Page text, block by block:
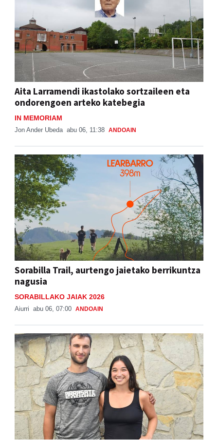
Aita Larramendi ikastolako sortzaileen eta
ondorengoen arteko katebegia
IN MEMORIAM
Jon Ander Ubeda abu 06, 11:38 ANDOAIN
Sorabilla Trail, aurtengo jaietako berrikuntza
nagusia
SORABILLAKO JAIAK 2026
Aiurri abu 06, 07:00 ANDOAIN